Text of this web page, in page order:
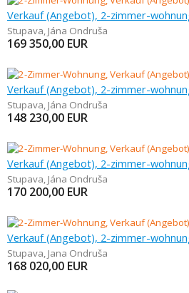
Verkauf (Angebot), 2-zimmer-
Stupava, Jána Ondruša
169 350,00 EUR
Verkauf (Angebot), 2-zimmer-
Stupava, Jána Ondruša
148 230,00 EUR
Verkauf (Angebot), 2-zimmer-
Stupava, Jána Ondruša
170 200,00 EUR
Verkauf (Angebot), 2-zimmer-
Stupava, Jana Ondruša
168 020,00 EUR